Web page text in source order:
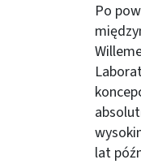
Po
lat